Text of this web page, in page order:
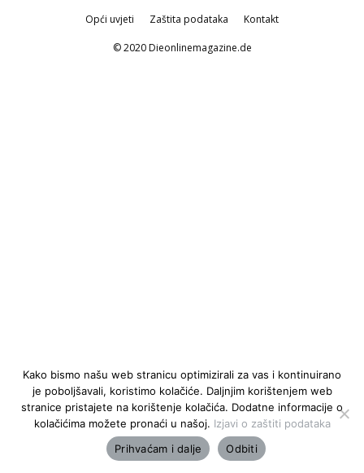
Opći uvjeti Zaštita podataka Kontakt
© 2020 Dieonlinemagazine.de
Kako bismo našu web stranicu optimizirali za vas i kontinuirano
je poboljšavali, koristimo kolačiće. Daljnjim korištenjem web
stranice pristajete na korištenje kolačića. Dodatne informacije o
kolačićima možete pronaći u našoj. Izjavi o zaštiti podataka
Prihvaćam i dalje
Odbiti